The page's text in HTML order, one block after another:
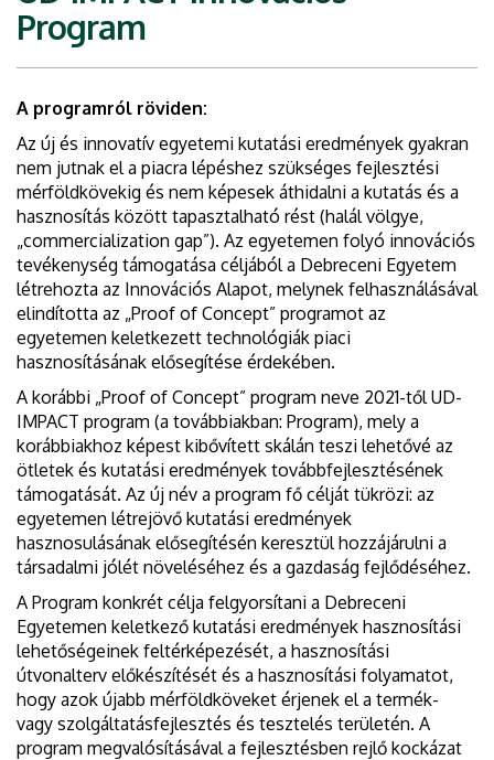
Program
A programról röviden:
Az új és innovatív egyetemi kutatási eredmények gyakran
nem jutnak el a piacra lépéshez szükséges fejlesztési
mérföldkövekig és nem képesek áthidalni a kutatás és a
hasznosítás között tapasztalható rést (halál völgye,
„commercialization gap”). Az egyetemen folyó innovációs
tevékenység támogatása céljából a Debreceni Egyetem
létrehozta az Innovációs Alapot, melynek felhasználásával
elindította az „Proof of Concept” programot az
egyetemen keletkezett technológiák piaci
hasznosításának elősegítése érdekében.
A korábbi „Proof of Concept” program neve 2021-től UD-
IMPACT program (a továbbiakban: Program), mely a
korábbiakhoz képest kibővített skálán teszi lehetővé az
ötletek és kutatási eredmények továbbfejlesztésének
támogatását. Az új név a program fő célját tükrözi: az
egyetemen létrejövő kutatási eredmények
hasznosulásának elősegítésén keresztül hozzájárulni a
társadalmi jólét növeléséhez és a gazdaság fejlődéséhez.
A Program konkrét célja felgyorsítani a Debreceni
Egyetemen keletkező kutatási eredmények hasznosítási
lehetőségeinek feltérképezését, a hasznosítási
útvonalterv előkészítését és a hasznosítási folyamatot,
hogy azok újabb mérföldköveket érjenek el a termék-
vagy szolgáltatásfejlesztés és tesztelés területén. A
program megvalósításával a fejlesztésben rejlő kockázat